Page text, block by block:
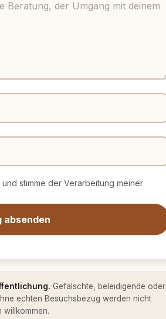
stimme der Verarbeitung meiner
absenden
Gefälschte, beleidigende oder
echten Besuchsbezug werden nicht
willkommen.